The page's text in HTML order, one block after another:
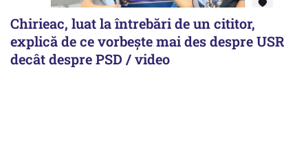
Chirieac, luat la întrebări de un cititor,
explică de ce vorbește mai des despre USR
decât despre PSD / video